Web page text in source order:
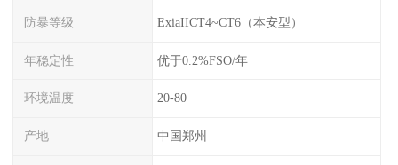
防暴等级 ExiaIICT4~CT6（本安型）
年稳定性 优于0.2%FSO/年
环境温度 20-80
产地 中国郑州